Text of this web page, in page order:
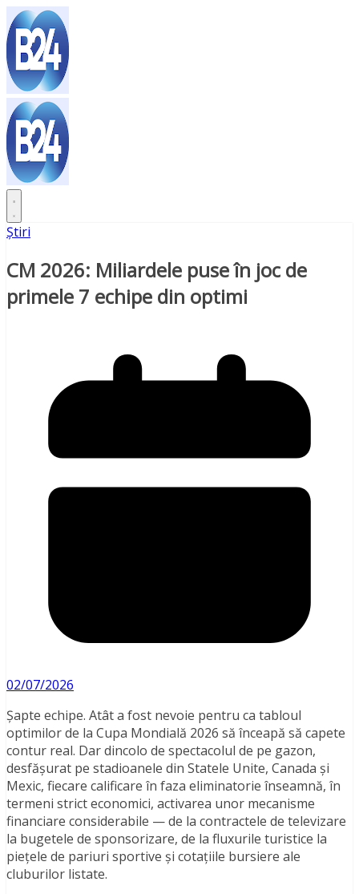
Sari
la
conținut
Știri
CM 2026: Miliardele puse în joc de
primele 7 echipe din optimi
02/07/2026
Șapte echipe. Atât a fost nevoie pentru ca tabloul
optimilor de la Cupa Mondială 2026 să înceapă să capete
contur real. Dar dincolo de spectacolul de pe gazon,
desfășurat pe stadioanele din Statele Unite, Canada și
Mexic, fiecare calificare în faza eliminatorie înseamnă, în
termeni strict economici, activarea unor mecanisme
financiare considerabile — de la contractele de televizare
la bugetele de sponsorizare, de la fluxurile turistice la
piețele de pariuri sportive și cotațiile bursiere ale
cluburilor listate.